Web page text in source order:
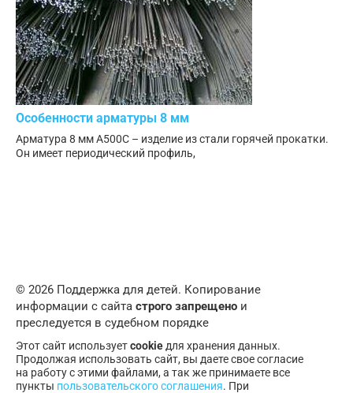
Особенности арматуры 8 мм
Арматура 8 мм А500С – изделие из стали горячей прокатки.
Он имеет периодический профиль,
© 2026 Поддержка для детей. Копирование
информации с сайта строго запрещено и
преследуется в судебном порядке
Этот сайт используетcookieдля хранения данных.
Продолжая использовать сайт, вы даете свое согласие
на работу с этими файлами, а так же принимаете все
пункты пользовательского соглашения. При